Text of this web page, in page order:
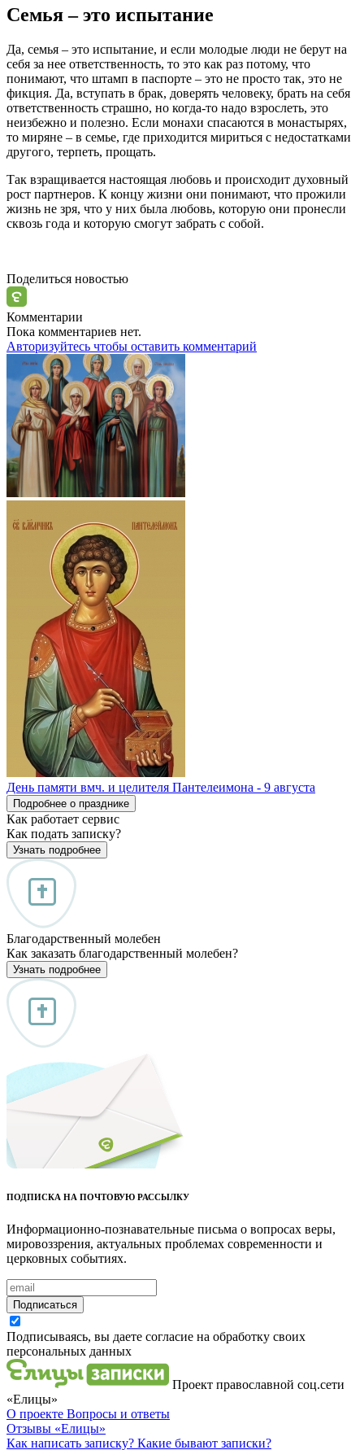
Семья – это испытание
Да, семья – это испытание, и если молодые люди не берут на
себя за нее ответственность, то это как раз потому, что
понимают, что штамп в паспорте – это не просто так, это не
фикция. Да, вступать в брак, доверять человеку, брать на себя
ответственность страшно, но когда-то надо взрослеть, это
неизбежно и полезно. Если монахи спасаются в монастырях,
то миряне – в семье, где приходится мириться с недостатками
другого, терпеть, прощать.
Так взращивается настоящая любовь и происходит духовный
рост партнеров. К концу жизни они понимают, что прожили
жизнь не зря, что у них была любовь, которую они пронесли
сквозь года и которую смогут забрать с собой.
Поделиться новостью
Комментарии
Пока комментариев нет.
Авторизуйтесь чтобы оставить комментарий
День памяти вмч. и целителя Пантелеимона - 9 августа
Подробнее о празднике
Как работает сервис
Как подать записку?
Узнать подробнее
Благодарственный молебен
Как заказать благодарственный молебен?
Узнать подробнее
ПОДПИСКА НА ПОЧТОВУЮ РАССЫЛКУ
Информационно-познавательные письма о вопросах веры,
мировоззрения, актуальных проблемах современности и
церковных событиях.
Подписаться
Подписываясь, вы даете согласие на обработку своих
персональных данных
Проект православной соц.сети
«Елицы»
О проекте Вопросы и ответы
Отзывы «Елицы»
Как написать записку? Какие бывают записки?